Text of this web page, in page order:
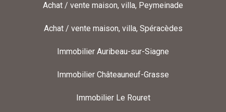
Achat / vente maison, villa, Peymeinade
Achat / vente maison, villa, Spéracèdes
Immobilier Auribeau-sur-Siagne
Immobilier Châteauneuf-Grasse
Immobilier Le Rouret